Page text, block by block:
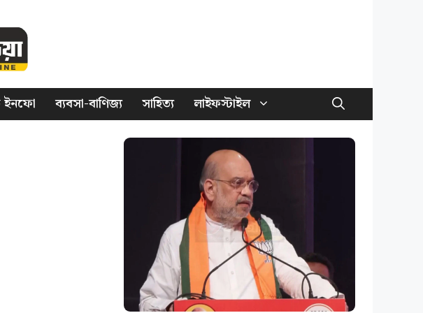
ইনফো ব্যবসা-বাণিজ্য সাহিত্য লাইফস্টাইল